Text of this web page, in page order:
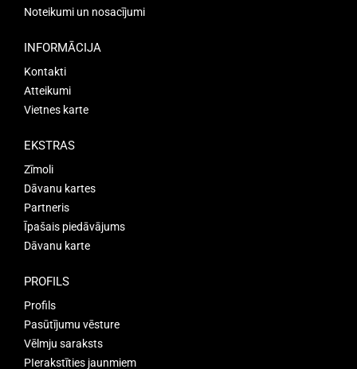
Noteikumi un nosacījumi
INFORMĀCIJA
Kontakti
Atteikumi
Vietnes karte
EKSTRAS
Zīmoli
Dāvanu kartes
Partneris
Īpašais piedāvājums
Dāvanu karte
PROFILS
Profils
Pasūtījumu vēsture
Vēlmju saraksts
PIerakstīties jaunmiem